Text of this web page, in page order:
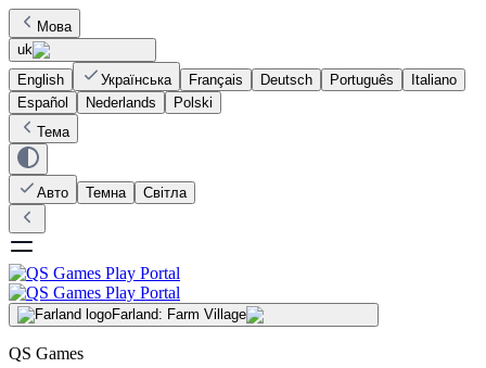
Мова
uk
English
Українська Français Deutsch Português
Italiano
Español
Nederlands
Polski
Тема
Авто Темна Світла
Farland: Farm Village
QS Games